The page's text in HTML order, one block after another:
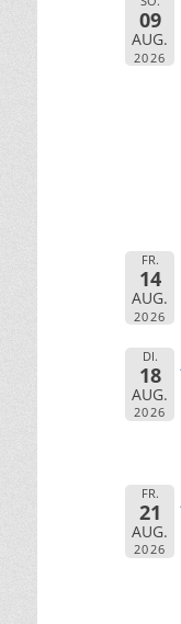
09
AUG.
2026
FR.
14
AUG.
2026
DI.
18
AUG.
2026
FR.
21
AUG.
2026